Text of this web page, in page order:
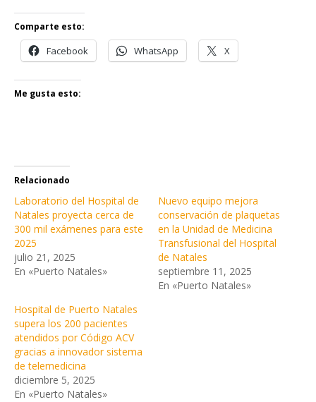
Comparte esto:
Facebook WhatsApp X
Me gusta esto:
Relacionado
Laboratorio del Hospital de
Natales proyecta cerca de
300 mil exámenes para este
2025
julio 21, 2025
En «Puerto Natales»
Nuevo equipo mejora
conservación de plaquetas
en la Unidad de Medicina
Transfusional del Hospital
de Natales
septiembre 11, 2025
En «Puerto Natales»
Hospital de Puerto Natales
supera los 200 pacientes
atendidos por Código ACV
gracias a innovador sistema
de telemedicina
diciembre 5, 2025
En «Puerto Natales»